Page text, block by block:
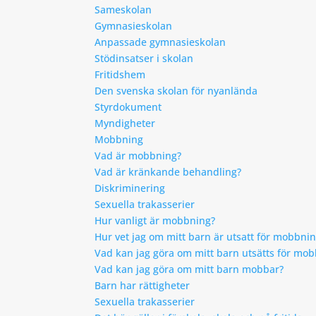
Sameskolan
Gymnasieskolan
Anpassade gymnasieskolan
Stödinsatser i skolan
Fritidshem
Den svenska skolan för nyanlända
Styrdokument
Myndigheter
Mobbning
Vad är mobbning?
Vad är kränkande behandling?
Diskriminering
Sexuella trakasserier
Hur vanligt är mobbning?
Hur vet jag om mitt barn är utsatt för
Vad kan jag göra om mitt barn utsätts för
Vad kan jag göra om mitt barn mobbar?
Barn har rättigheter
Sexuella trakasserier